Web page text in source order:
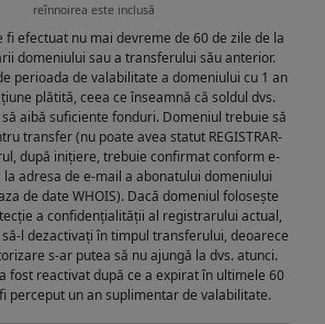
reînnoirea este inclusă
fi efectuat nu mai devreme de 60 de zile de la
domeniului sau a transferului său anterior.
perioada de valabilitate a domeniului cu 1 an
plătită, ceea ce înseamnă că soldul dvs.
aibă suficiente fonduri. Domeniul trebuie să
transfer (nu poate avea statut REGISTRAR-
după inițiere, trebuie confirmat conform e-
adresa de e-mail a abonatului domeniului
de date WHOIS). Dacă domeniul folosește
a confidențialității al registrarului actual,
l dezactivați în timpul transferului, deoarece
s-ar putea să nu ajungă la dvs. atunci.
fost reactivat după ce a expirat în ultimele 60
perceput un an suplimentar de valabilitate.